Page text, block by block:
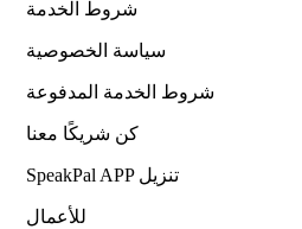
شروط الخدمة
سياسة الخصوصية
شروط الخدمة المدفوعة
كن شريكًا معنا
SpeakPal APP تنزيل
للأعمال